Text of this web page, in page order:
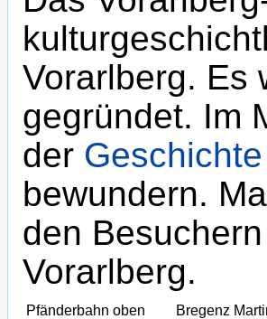
Vorarlberg. Es
gegründet. Im
der Geschichte
bewundern.
den
Vorarlberg.
Pfänderbahn oben Bregenz